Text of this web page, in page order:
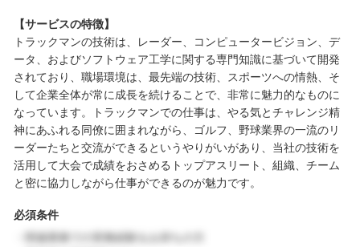
【サービスの特徴】
トラックマンの技術は、レーダー、コンピュータービジョン、デ
ータ、およびソフトウェア工学に関する専門知識に基づいて開発
されており、職場環境は、最先端の技術、スポーツへの情熱、そ
して企業全体が常に成長を続けることで、非常に魅力的なものに
なっています。トラックマンでの仕事は、やる気とチャレンジ精
神にあふれる同僚に囲まれながら、ゴルフ、野球業界の一流のリ
ーダーたちと交流ができるというやりがいがあり、当社の技術を
活用して大会で成績をおさめるトップアスリート、組織、チーム
と密に協力しながら仕事ができるのが魅力です。
必須条件
・関連業務での実務経験をお持ちの方